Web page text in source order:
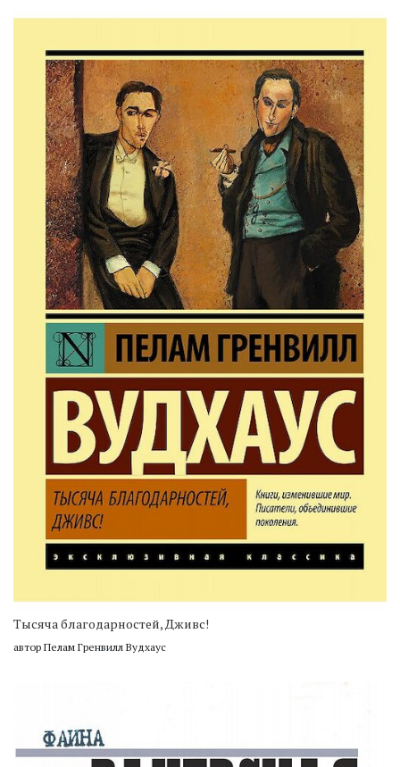
Тысяча благодарностей, Дживс!
автор Пелам Гренвилл Вудхаус